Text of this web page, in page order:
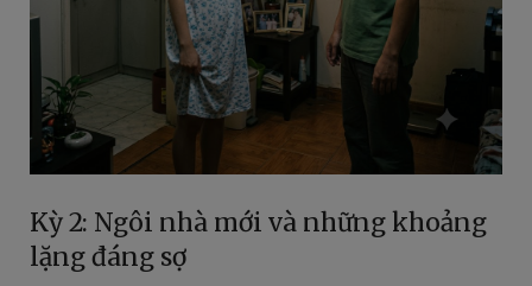
Kỳ 2: Ngôi nhà mới và những khoảng
lặng đáng sợ